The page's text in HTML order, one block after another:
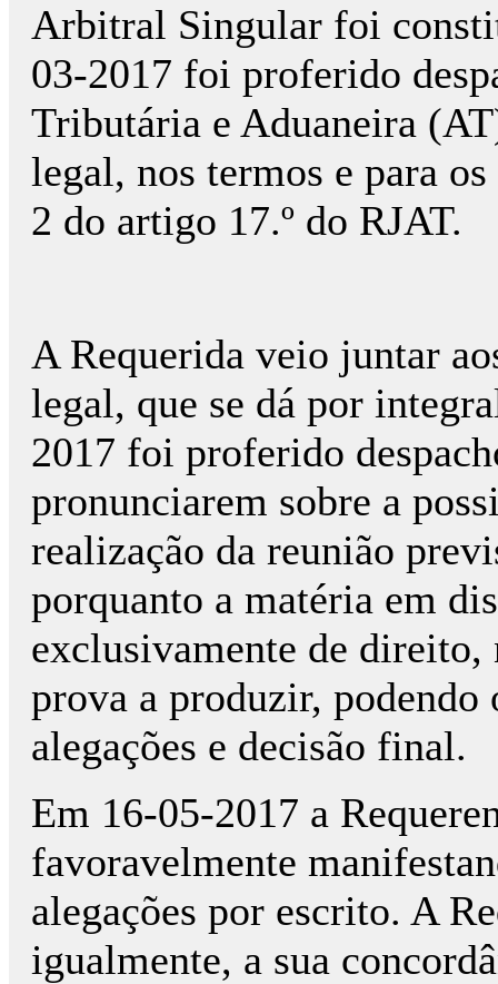
Arbitral Singular foi
03-2017 foi proferido
Tributária e Aduaneira
legal, nos termos e para
2 do artigo 17.º do RJAT.
A Requerida veio juntar
legal, que se dá por
2017 foi proferido
pronunciarem sobre a
realização da reunião
porquanto a matéria em
exclusivamente de direito,
prova a produzir, podendo
alegações e decisão final.
Em 16-05-2017 a
favoravelmente
alegações por escrito. A
igualmente, a sua